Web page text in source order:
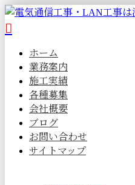
ホーム
業務案内
施工実績
各種募集
会社概要
ブログ
お問い合わせ
サイトマップ